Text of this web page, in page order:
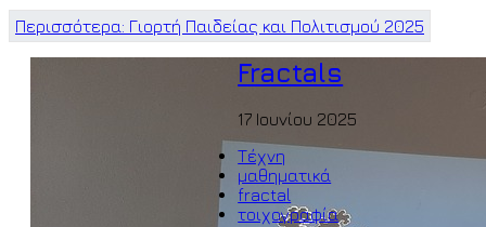
Περισσότερα: Γιορτή Παιδείας και Πολιτισμού 2025
Fractals
17 Ιουνίου 2025
Τέχνη
μαθηματικά
fractal
τοιχογραφία